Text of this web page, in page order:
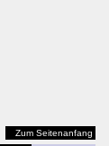
Zum Seitenanfang